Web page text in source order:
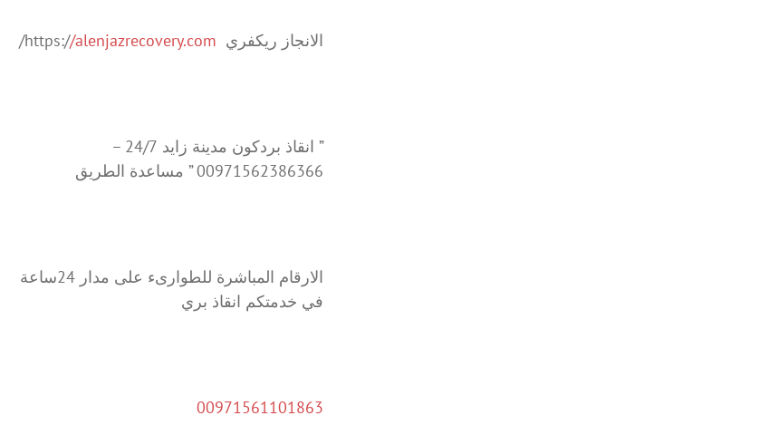
الانجاز ريكفري https:/ /alenjazrecovery.com
/
” انقاذ بردكون مدينة زايد 24/7 –
00971562386366 ” مساعدة الطريق
الارقام المباشرة للطوارىء على مدار 24ساعة
في خدمتكم انقاذ بري
00971561101863